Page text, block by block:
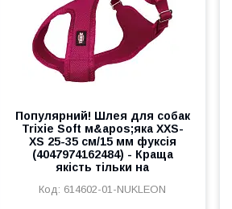
Популярний! Шлея для собак
Trixie Soft м&apos;яка XXS-
XS 25-35 см/15 мм фуксія
(4047974162484) - Краща
якість тільки на
614602-01-NUKLEON